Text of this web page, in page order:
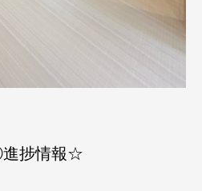
進捗情報☆